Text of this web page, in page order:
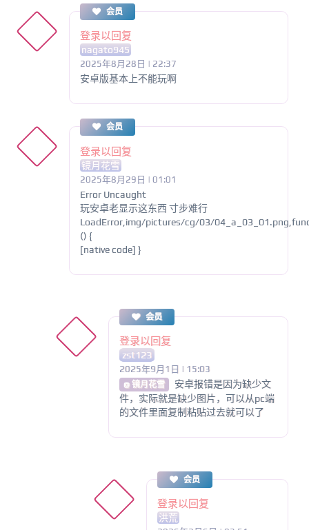
会员
登录以回复
nagato945
2025年8月28日 | 22:37
安卓版基本上不能玩啊
会员
登录以回复
镜月花雪
2025年8月29日 | 01:01
Error Uncaught
玩安卓老显示这东西 寸步难行
LoadError,img/pictures/cg/03/
() {
[native code] }
会员
登录以回复
zst123
2025年9月1日 | 15:03
@ 镜月花雪
安卓报错是因为缺少文
件，实际就是缺少图片，可以从pc端
的文件里面复制粘贴过去就可以了
会员
登录以回复
洪荒